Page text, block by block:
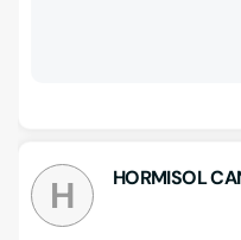
H HORMISOL